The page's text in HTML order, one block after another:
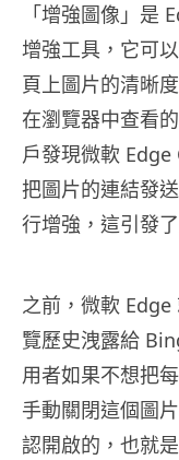
「增強圖像」是
增強工具，它可
頁上圖片的清晰
在瀏覽器中查看
戶發現微軟
把圖片的連結發
行增強，這引發
之前，微軟
覽歷史洩露給
用者如果不想把
手動關閉這個圖
認開啟的，也就